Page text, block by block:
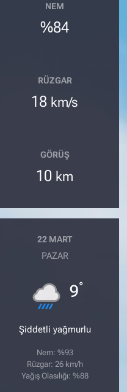
NEM
%84
RÜZGAR
18 km/s
GÖRÜŞ
10 km
22 MART
PAZAR
9°
Şiddetli yağmurlu
Nem: %93
Rüzgar: 26 km/h
Yağış Olasılığı: %88